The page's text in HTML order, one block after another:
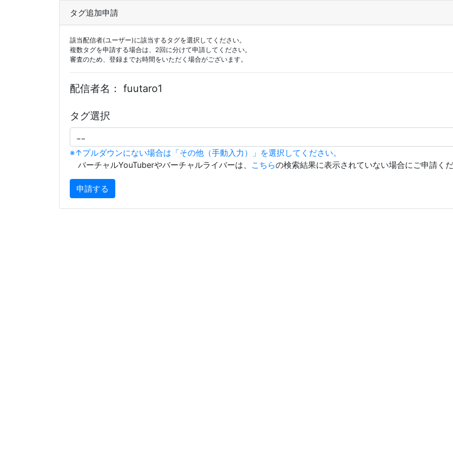
タグ追加申請
該当配信者(ユーザー)に該当するタグを選択してください。
複数タグを申請する場合は、2回に分けて申請してください。
審査のため、登録までお時間をいただく場合がございます。
配信者名： fuutaro1
タグ選択
※↑プルダウンにない場合は「その他（手動入力）」を選択してください。
バーチャルYouTuberやバーチャルライバーは、 こちらの検索結果に表示されていない場合にご申請く
申請する